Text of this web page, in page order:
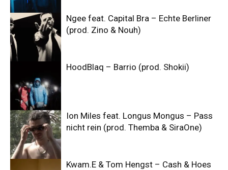
Ngee feat. Capital Bra – Echte Berliner
(prod. Zino & Nouh)
HoodBlaq – Barrio (prod. Shokii)
Ion Miles feat. Longus Mongus – Pass
nicht rein (prod. Themba & SiraOne)
Kwam.E & Tom Hengst – Cash & Hoes